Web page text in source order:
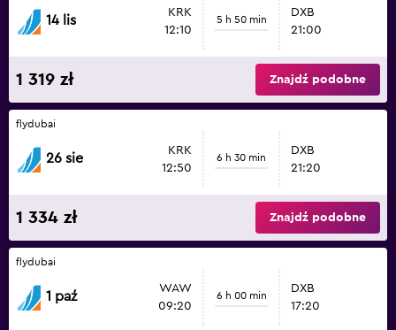
14 lis
KRK
12:10
5 h 50 min
DXB
21:00
1 319 zł Znajdź podobne
flydubai
26 sie
KRK
12:50
6 h 30 min
DXB
21:20
1 334 zł Znajdź podobne
flydubai
1 paź
WAW
09:20
6 h 00 min
DXB
17:20